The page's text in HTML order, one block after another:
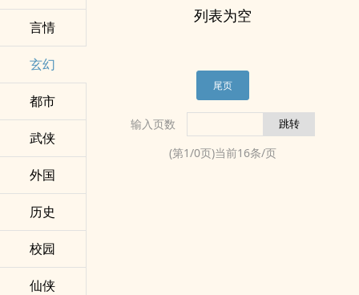
言情
玄幻
都市
武侠
外国
历史
校园
仙侠
列表为空
尾页
输入页数
(第1/0页)当前16条/页